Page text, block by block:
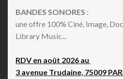
BANDES SONORES :
une offre 100% Ciné, Image,
Library Music...
RDV en août 2026 au
3 avenue Trudaine, 75009